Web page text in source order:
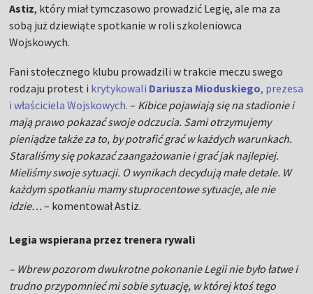
Astiz, który miał tymczasowo prowadzić Legię, ale ma za
sobą już dziewiąte spotkanie w roli szkoleniowca
Wojskowych.
Fani stołecznego klubu prowadzili w trakcie meczu swego
rodzaju protest i krytykowali Dariusza Mioduskiego, prezesa
i właściciela Wojskowych. – Kibice pojawiają się na stadionie i
mają prawo pokazać swoje odczucia. Sami otrzymujemy
pieniądze także za to, by potrafić grać w każdych warunkach.
Staraliśmy się pokazać zaangażowanie i grać jak najlepiej.
Mieliśmy swoje sytuacji. O wynikach decydują małe detale. W
każdym spotkaniu mamy stuprocentowe sytuacje, ale nie
idzie…– komentował Astiz.
Legia wspierana przez trenera rywali
– Wbrew pozorom dwukrotne pokonanie Legii nie było łatwe i
trudno przypomnieć mi sobie sytuację, w której ktoś tego